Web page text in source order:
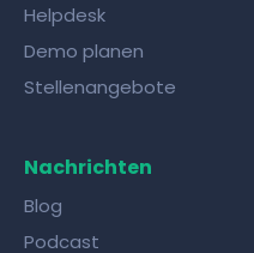
Helpdesk
Demo planen
Stellenangebote
Nachrichten
Blog
Podcast